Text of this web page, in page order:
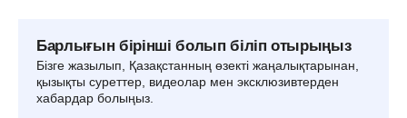
Барлығын бірінші болып біліп отырыңыз
Бізге жазылып, Қазақстанның өзекті жаңалықтарынан,
қызықты суреттер, видеолар мен эксклюзивтерден
хабардар болыңыз.